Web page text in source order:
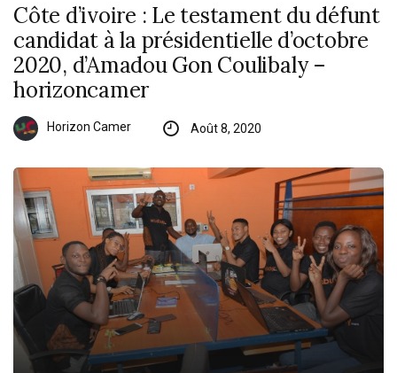
Côte d’ivoire : Le testament du défunt
candidat à la présidentielle d’octobre
2020, d’Amadou Gon Coulibaly –
horizoncamer
Horizon Camer Août 8, 2020